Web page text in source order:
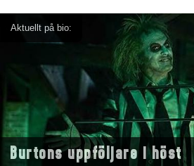
Aktuellt på bio:
Burtons uppföljare i höst